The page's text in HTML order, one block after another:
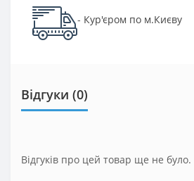
- Кур'єром по м.Києву
Відгуки (0)
Відгуків про цей товар ще не було.